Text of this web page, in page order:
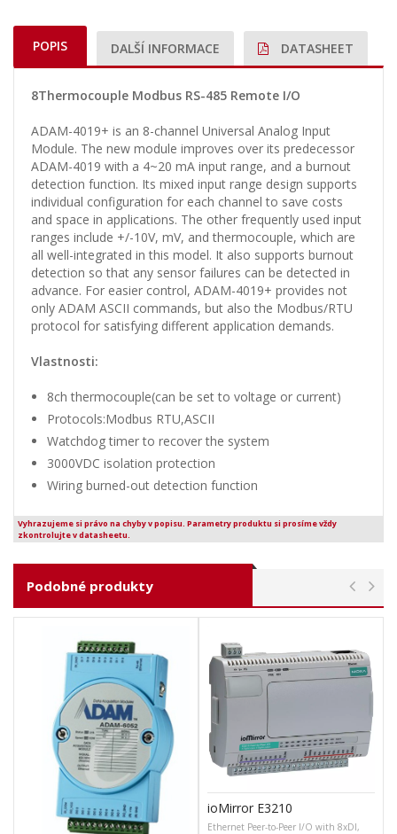
POPIS DALŠÍ INFORMACE DATASHEET
8Thermocouple Modbus RS-485 Remote I/O
ADAM-4019+ is an 8-channel Universal Analog Input
Module. The new module improves over its predecessor
ADAM-4019 with a 4~20 mA input range, and a burnout
detection function. Its mixed input range design supports
individual configuration for each channel to save costs
and space in applications. The other frequently used input
ranges include +/-10V, mV, and thermocouple, which are
all well-integrated in this model. It also supports burnout
detection so that any sensor failures can be detected in
advance. For easier control, ADAM-4019+ provides not
only ADAM ASCII commands, but also the Modbus/RTU
protocol for satisfying different application demands.
Vlastnosti:
8ch thermocouple(can be set to voltage or current)
Protocols:Modbus RTU,ASCII
Watchdog timer to recover the system
3000VDC isolation protection
Wiring burned-out detection function
Vyhrazujeme si právo na chyby v popisu. Parametry produktu si prosíme vždy
zkontrolujte v datasheetu.
Podobné produkty
ioMirror E3210
Ethernet Peer-to-Peer I/O with 8xDI,